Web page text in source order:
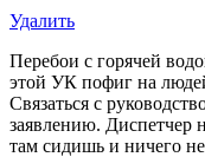
Удалить
Перебои с горячей
этой УК пофиг на
Связаться с
заявлению. Диспетчер
там сидишь и ничего